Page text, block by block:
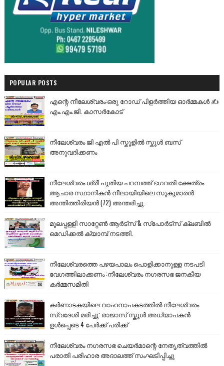
POPULAR POSTS
എന്റെ നീലേശ്വരം:ഒരു റോഡ് പിളർത്തിയ ഓർമ്മകൾ ✍️
എം.എം.ജി. കാസർകോട്
നീലേശ്വരം ജി എൽ പി സ്കൂളിൽ സ്കൂൾ ബസ്
അനുവദിക്കണം
നീലേശ്വരം ശ്രീ പുതിയ പറമ്പത്ത് ഭഗവതി ക്ഷേത്രം
ആചാര സ്ഥാനികൻ നീലായിയിലെ സുകുമാരൻ
അന്തിത്തിരിയൻ (72) അന്തരിച്ചു.
മൂലപ്പള്ളി സാറ്റേൺ ആർട്സ് & സ്പോർട്സ് ക്ലബിൽ
മെഡിക്കൽ ക്യാമ്പ് നടത്തി.
നീലേശ്വരത്തെ പഴയപാലം പൊളിക്കാനുള്ള നടപടി
വേഗത്തിലാക്കണം :നീലേശ്വരം നഗരസഭ ജനകീയ
കർമ്മസമിതി
കർണാടകയിലെ വാഹനാപകടത്തിൽ നീലേശ്വരം
സ്വദേശി മരിച്ചു: രാജാസ് സ്കൂൾ അധ്യാപകൻ
ഉൾപ്പെടെ 4 പേർക്ക് പരിക്ക്
നീലേശ്വരം നഗരസഭ ചെയർമാന്റെ നേതൃത്വത്തിൽ
പരാതി പരിഹാര അദാലത്ത് സംഘടിപ്പിച്ചു